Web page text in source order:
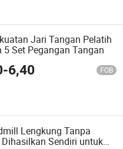
Jari Tangan Pelatih
5 Set Pegangan Tangan
-6,40 FOB
Lengkung Tanpa
Sendiri untuk